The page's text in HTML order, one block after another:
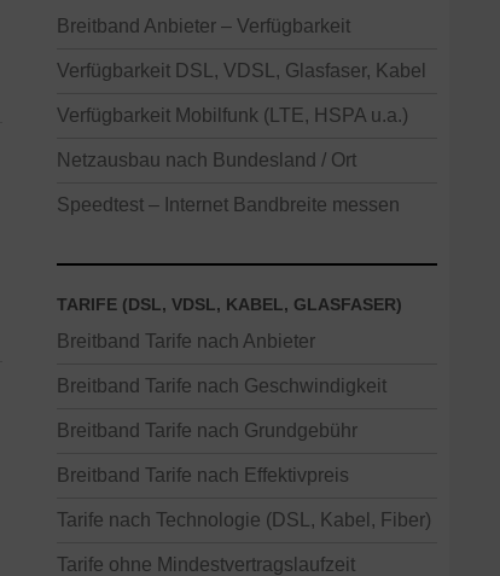
Breitband Anbieter – Verfügbarkeit
Verfügbarkeit DSL, VDSL, Glasfaser, Kabel
Verfügbarkeit Mobilfunk (LTE, HSPA u.a.)
Netzausbau nach Bundesland / Ort
Speedtest – Internet Bandbreite messen
TARIFE (DSL, VDSL, KABEL, GLASFASER)
Breitband Tarife nach Anbieter
Breitband Tarife nach Geschwindigkeit
Breitband Tarife nach Grundgebühr
Breitband Tarife nach Effektivpreis
Tarife nach Technologie (DSL, Kabel, Fiber)
Tarife ohne Mindestvertragslaufzeit